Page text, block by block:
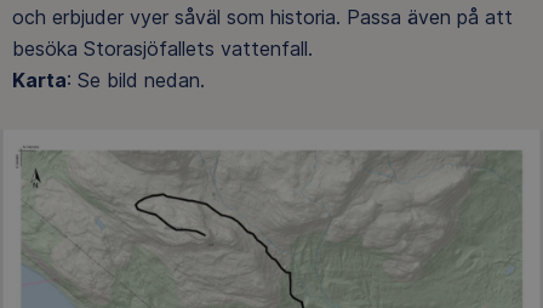
och erbjuder vyer såväl som historia. Passa även på att
besöka Storasjöfallets vattenfall.
Karta: Se bild nedan.